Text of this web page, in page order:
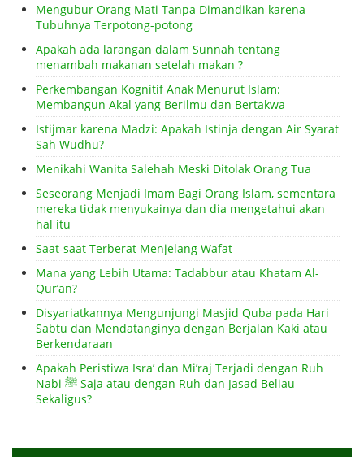
Mengubur Orang Mati Tanpa Dimandikan karena
Tubuhnya Terpotong-potong
Apakah ada larangan dalam Sunnah tentang
menambah makanan setelah makan ?
Perkembangan Kognitif Anak Menurut Islam:
Membangun Akal yang Berilmu dan Bertakwa
Istijmar karena Madzi: Apakah Istinja dengan Air Syarat
Sah Wudhu?
Menikahi Wanita Salehah Meski Ditolak Orang Tua
Seseorang Menjadi Imam Bagi Orang Islam, sementara
mereka tidak menyukainya dan dia mengetahui akan
hal itu
Saat-saat Terberat Menjelang Wafat
Mana yang Lebih Utama: Tadabbur atau Khatam Al-
Qur’an?
Disyariatkannya Mengunjungi Masjid Quba pada Hari
Sabtu dan Mendatanginya dengan Berjalan Kaki atau
Berkendaraan
Apakah Peristiwa Isra’ dan Mi’raj Terjadi dengan Ruh
Nabi ﷺ Saja atau dengan Ruh dan Jasad Beliau
Sekaligus?